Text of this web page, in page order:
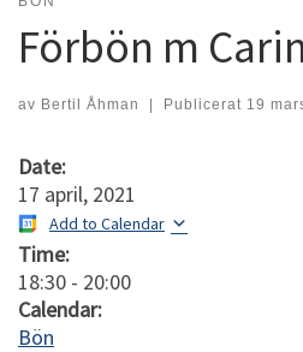
Förbön m
av Bertil Åhman | Publicerat 19
Date:
17 april, 2021
Add to Calendar
Time:
18:30 - 20:00
Calendar:
Bön